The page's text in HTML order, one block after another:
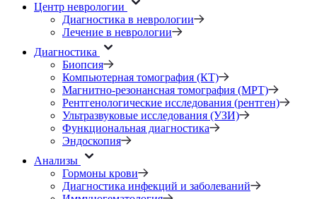
Центр неврологии
Диагностика в неврологии
Лечение в неврологии
Диагностика
Биопсия
Компьютерная томография (КТ)
Магнитно-резонансная томография (МРТ)
Рентгенологические исследования (рентген)
Ультразвуковые исследования (УЗИ)
Функциональная диагностика
Эндоскопия
Анализы
Гормоны крови
Диагностика инфекций и заболеваний